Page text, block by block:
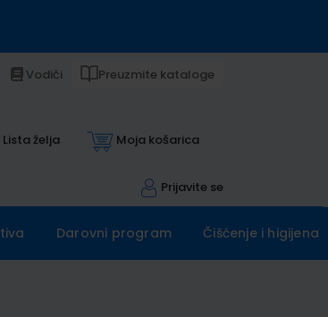
Vodiči Preuzmite kataloge
Lista želja Moja košarica
Prijavite se
Darovni program Čišćenje i higijena